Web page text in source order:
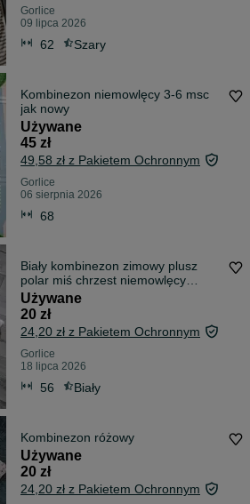
Gorlice
09 lipca 2026
62 Szary
Kombinezon niemowlęcy 3-6 msc
jak nowy
Używane
45 zł
49,58 zł z Pakietem Ochronnym
Gorlice
06 sierpnia 2026
68
Biały kombinezon zimowy plusz
polar miś chrzest niemowlęcy
roz.50-56
Używane
20 zł
24,20 zł z Pakietem Ochronnym
Gorlice
18 lipca 2026
56 Biały
Kombinezon różowy
Używane
20 zł
24,20 zł z Pakietem Ochronnym